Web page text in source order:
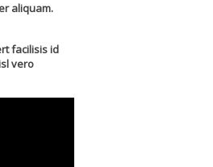
aliquam.
facilisis id
vero